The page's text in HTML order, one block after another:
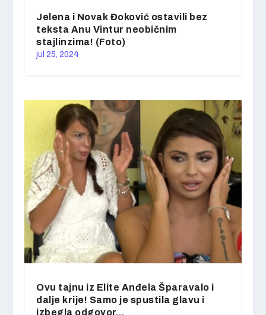
Jelena i Novak Đoković ostavili bez
teksta Anu Vintur neobičnim
stajlinzima! (Foto)
jul 25, 2024
Ovu tajnu iz Elite Anđela Šparavalo i
dalje krije! Samo je spustila glavu i
izbegla odgovor…